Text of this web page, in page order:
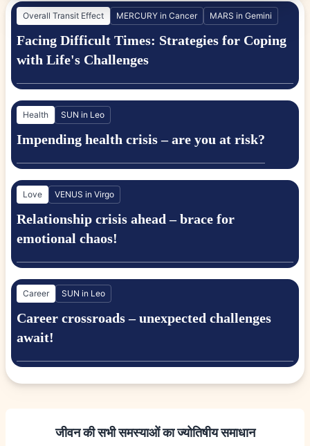
Overall Transit Effect MERCURY in Cancer MARS in Gemini
Facing Difficult Times: Strategies for Coping
with Life's Challenges
Health SUN in Leo
Impending health crisis – are you at risk?
Love VENUS in Virgo
Relationship crisis ahead – brace for
emotional chaos!
Career SUN in Leo
Career crossroads – unexpected challenges
await!
जीवन की सभी समस्याओं का ज्योतिषीय समाधान